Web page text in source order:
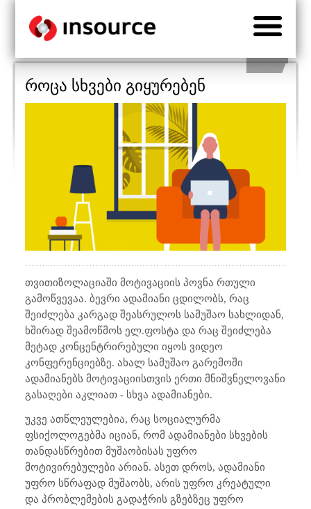
როცა სხვები გიყურებენ
თვითიზოლაციაში მოტივაციის პოვნა რთული
გამოწვევაა. ბევრი ადამიანი ცდილობს, რაც
შეიძლება კარგად შეასრულოს სამუშაო სახლიდან,
ხშირად შეამოწმოს ელ.ფოსტა და რაც შეიძლება
მეტად კონცენტრირებული იყოს ვიდეო
კონფერენციებზე. ახალ სამუშაო გარემოში
ადამიანებს მოტივაციისთვის ერთი მნიშვნელოვანი
გასაღები აკლიათ - სხვა ადამიანები.
უკვე ათწლეულებია, რაც სოციალურმა
ფსიქოლოგებმა იციან, რომ ადამიანები სხვების
თანდასწრებით მუშაობისას უფრო
მოტივირებულები არიან. ასეთ დროს, ადამიანი
უფრო სწრაფად მუშაობს, არის უფრო კრეატული
და პრობლემების გადაჭრის გზებზეც უფრო